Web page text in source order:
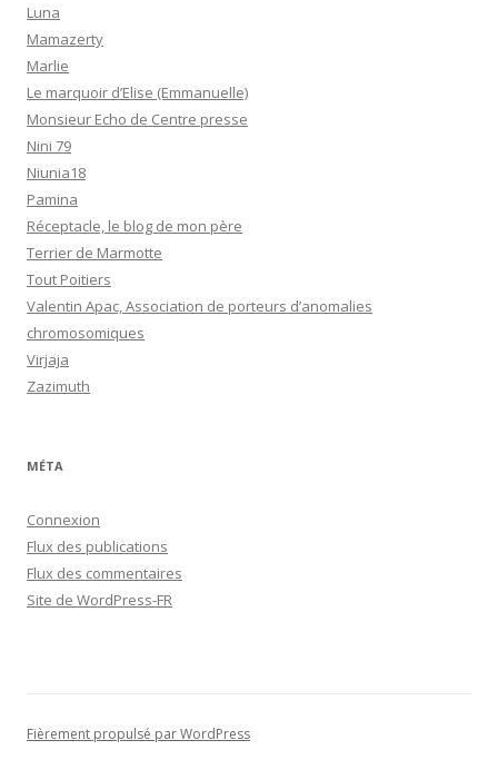
Luna
Mamazerty
Marlie
Le marquoir d’Elise (Emmanuelle)
Monsieur Echo de Centre presse
Nini 79
Niunia18
Pamina
Réceptacle, le blog de mon père
Terrier de Marmotte
Tout Poitiers
Valentin Apac, Association de porteurs d’anomalies
chromosomiques
Virjaja
Zazimuth
MÉTA
Connexion
Flux des publications
Flux des commentaires
Site de WordPress-FR
Fièrement propulsé par WordPress